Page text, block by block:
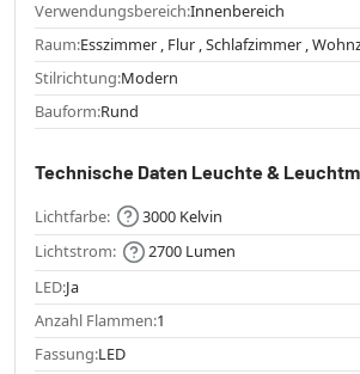
Verwendungsbereich:Innenbereich
Raum:Esszimmer , Flur , Schlafzimmer ,
Stilrichtung:Modern
Bauform:Rund
Technische Daten Leuchte &
Lichtfarbe:
3000 Kelvin
Lichtstrom:
2700 Lumen
LED:Ja
Anzahl Flammen:1
Fassung:LED